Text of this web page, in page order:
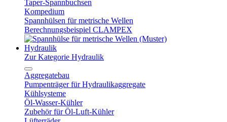
Taper-Spannbuchsen
Kompedium
Spannhülsen für metrische Wellen
Berechnungsbeispiel CLAMPEX
Hydraulik
Zur Kategorie Hydraulik
Aggregatebau
Pumpenträger für Hydraulikaggregate
Kühlsysteme
Öl-Wasser-Kühler
Zubehör für Öl-Luft-Kühler